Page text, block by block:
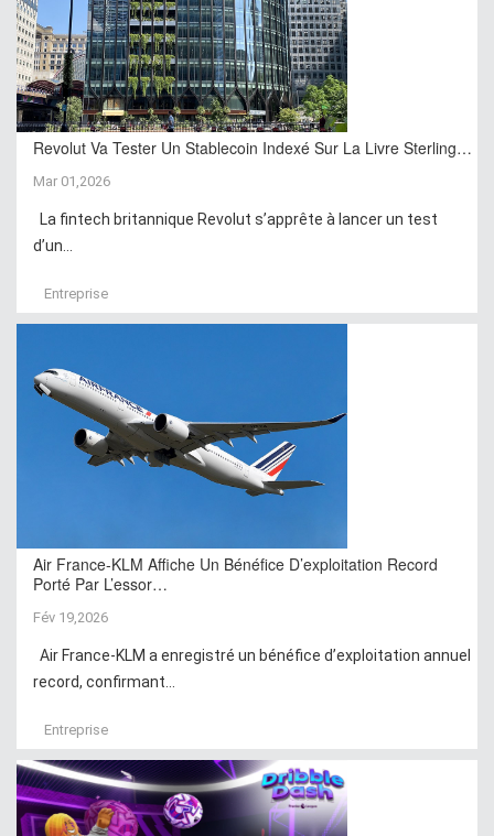
Revolut Va Tester Un Stablecoin Indexé Sur La Livre Sterling…
Mar 01,2026
La fintech britannique Revolut s’apprête à lancer un test
d’un...
Entreprise
Air France-KLM Affiche Un Bénéfice D’exploitation Record
Porté Par L’essor…
Fév 19,2026
Air France-KLM a enregistré un bénéfice d’exploitation annuel
record, confirmant...
Entreprise